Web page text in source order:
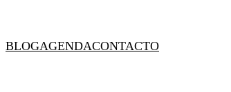
BLOGAGENDACONTACTO